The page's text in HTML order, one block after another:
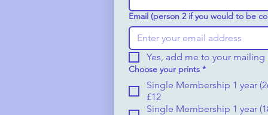
Email (person 2 if you would to be
Yes, add me to your mailing
Choose your prints *
Single Membership 1 year
£12
Single Membership 1 year